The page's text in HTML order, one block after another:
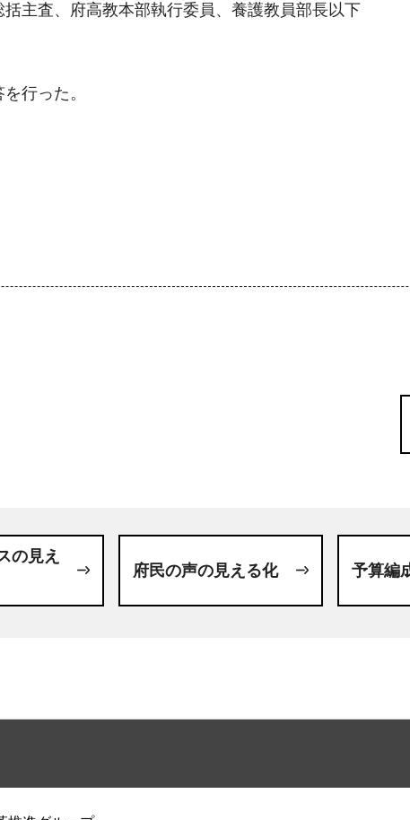
主査、府高教本部執行委員、養護教員部長以下
行った。
の見え
府民の声の見える化 予算編